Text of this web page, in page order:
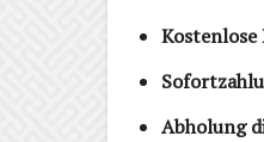
Abholung